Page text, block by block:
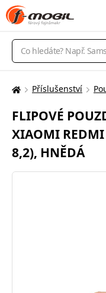
Vyhledávání
Zde
nacházíte:
Příslušenství
FLIPOVÉ
XIAOMI REDMI
8,2), HNĚDÁ